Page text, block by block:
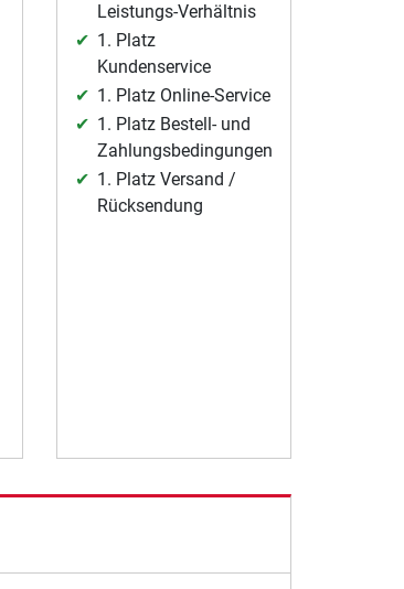
Leistungs-Verhältnis
1. Platz
Kundenservice
1. Platz Online-Service
1. Platz Bestell- und
Zahlungsbedingungen
1. Platz Versand /
Rücksendung